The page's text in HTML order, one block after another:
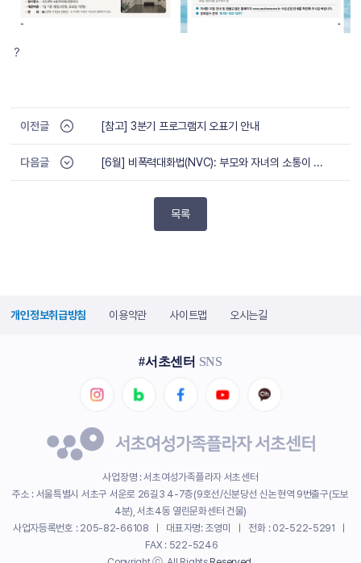
?
이전글 [참고] 3분기 프로그램지 오표기 안내
다음글 [6월] 비폭력대화법(NVC): 부모와 자녀의 소통이 쉬워지는 대화법
목록
개인정보취급방침 이용약관 사이트맵 오시는길
사업장명 : 서초여성가족플라자 서초센터
주소 : 서울특별시 서초구 서운로 26길3 4-7층(9호선/신분당선 신논현역 9번출구(도보
4분), 서초4동 열린문화센터 건물)
사업자등록번호 : 205-82-66108 ㅣ 대표자명: 조영미 ㅣ 전화 : 02-522-5291 ㅣ
FAX : 522-5246
#서초센터 SNS